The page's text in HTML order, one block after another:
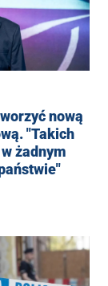
nową
"Takich
żadnym